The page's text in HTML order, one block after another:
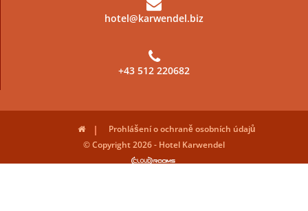
hotel@karwendel.biz
+43 512 220682
Prohlášení o ochraně osobních údajů
© Copyright 2026 - Hotel Karwendel